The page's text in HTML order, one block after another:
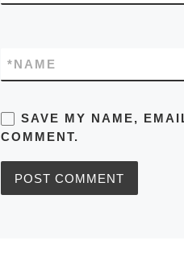
NAME
*
SAVE MY NAME,
COMMENT.